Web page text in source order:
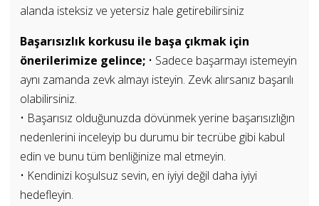
alanda isteksiz ve yetersiz hale getirebilirsiniz
Başarısızlık korkusu ile başa çıkmak için
önerilerimize gelince; • Sadece başarmayı istemeyin
aynı zamanda zevk almayı isteyin. Zevk alırsanız başarılı
olabilirsiniz.
• Başarısız olduğunuzda dövünmek yerine başarısızlığın
nedenlerini inceleyip bu durumu bir tecrübe gibi kabul
edin ve bunu tüm benliğinize mal etmeyin.
• Kendinizi koşulsuz sevin, en iyiyi değil daha iyiyi
hedefleyin.